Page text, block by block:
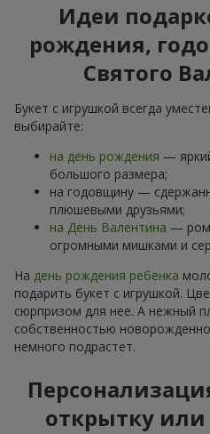
Идеи
рождения,
Святого
Букет с игрушкой всегда
выбирайте:
на день рождения —
большого размера;
на годовщину —
плюшевыми друзьями;
на День Валентина —
огромными мишками и
На день рождения ребенка
подарить букет с игрушкой.
сюрпризом для нее. А нежный
собственностью
немного подрастет.
открытку